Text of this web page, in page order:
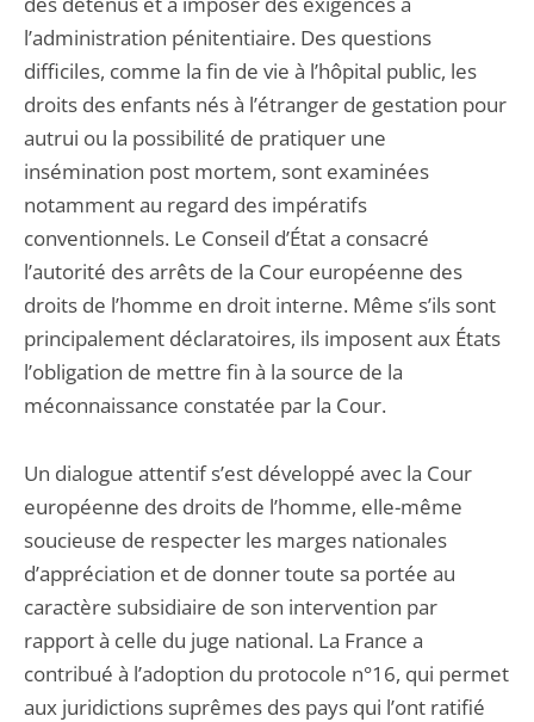
l’administration pénitentiaire. Des questions
difficiles, comme la fin de vie à l’hôpital public, les
droits des enfants nés à l’étranger de gestation pour
autrui ou la possibilité de pratiquer une
insémination post mortem, sont examinées
notamment au regard des impératifs
conventionnels. Le Conseil d’État a consacré
l’autorité des arrêts de la Cour européenne des
droits de l’homme en droit interne. Même s’ils sont
principalement déclaratoires, ils imposent aux États
l’obligation de mettre fin à la source de la
méconnaissance constatée par la Cour.
Un dialogue attentif s’est développé avec la Cour
européenne des droits de l’homme, elle-même
soucieuse de respecter les marges nationales
d’appréciation et de donner toute sa portée au
caractère subsidiaire de son intervention par
rapport à celle du juge national. La France a
contribué à l’adoption du protocole n°16, qui permet
aux juridictions suprêmes des pays qui l’ont ratifié